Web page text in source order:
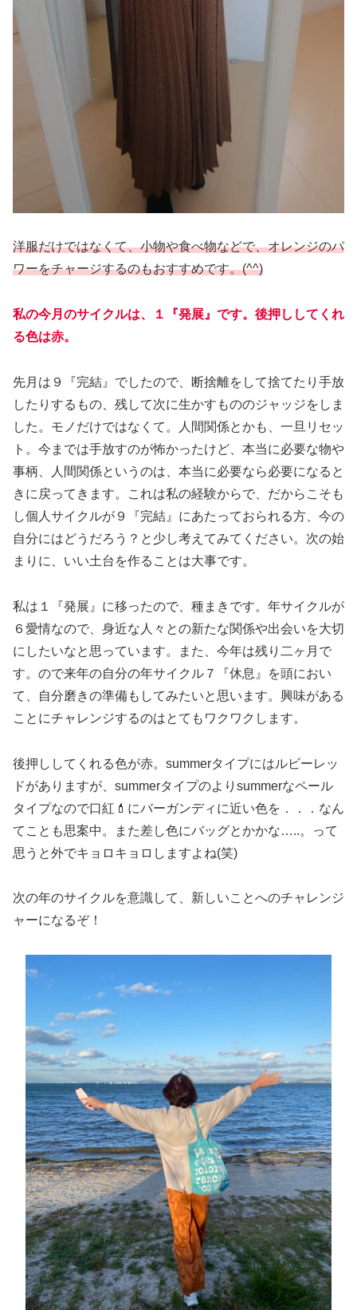
洋服だけではなくて、小物や食べ物などで、オレンジのパ
ワーをチャージするのもおすすめです。(^^)
私の今月のサイクルは、１『発展』です。後押ししてくれ
る色は赤。
先月は９『完結』でしたので、断捨離をして捨てたり手放
したりするもの、残して次に生かすもののジャッジをしま
した。モノだけではなくて。人間関係とかも、一旦リセッ
ト。今までは手放すのが怖かったけど、本当に必要な物や
事柄、人間関係というのは、本当に必要なら必要になると
きに戻ってきます。これは私の経験からで、だからこそも
し個人サイクルが９『完結』にあたっておられる方、今の
自分にはどうだろう？と少し考えてみてください。次の始
まりに、いい土台を作ることは大事です。
私は１『発展』に移ったので、種まきです。年サイクルが
６愛情なので、身近な人々との新たな関係や出会いを大切
にしたいなと思っています。また、今年は残り二ヶ月で
す。ので来年の自分の年サイクル７『休息』を頭におい
て、自分磨きの準備もしてみたいと思います。興味がある
ことにチャレンジするのはとてもワクワクします。
後押ししてくれる色が赤。summerタイプにはルビーレッ
ドがありますが、summerタイプのよりsummerなペール
タイプなので口紅💄にバーガンディに近い色を．．．なん
てことも思案中。また差し色にバッグとかかな…..。って
思うと外でキョロキョロしますよね(笑)
次の年のサイクルを意識して、新しいことへのチャレンジ
ャーになるぞ！